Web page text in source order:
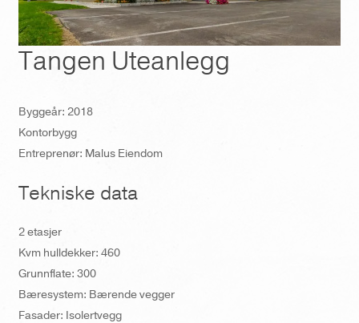
Tangen Uteanlegg
Byggeår: 2018
Kontorbygg
Entreprenør: Malus Eiendom
Tekniske data
2 etasjer
Kvm hulldekker: 460
Grunnflate: 300
Bæresystem: Bærende vegger
Fasader: Isolertvegg